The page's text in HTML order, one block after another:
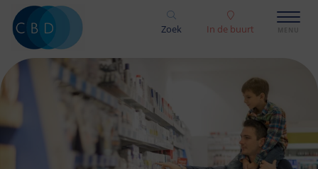
Zoek In de buurt